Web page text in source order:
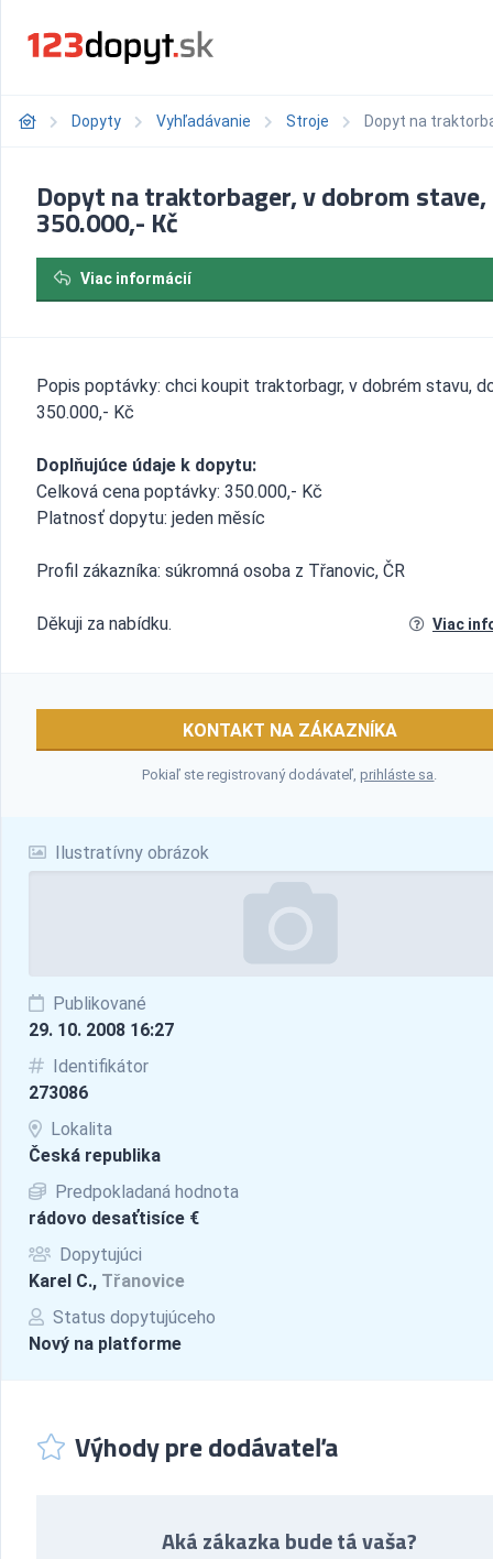
Dopyty Vyhľadávanie Stroje Dopyt na
Ilustratívny obrázok
Publikované
29. 10. 2008 16:27
Identifikátor
273086
Lokalita
Česká republika
Predpokladaná hodnota
rádovo desaťtisíce €
Dopytujúci
Karel C., Třanovice
Status dopytujúceho
Nový na platforme
Dopyt na traktorbager, v dobrom stave,
350.000,- Kč
Viac informácií
Popis poptávky: chci koupit traktorbagr, v dobrém stavu,
350.000,- Kč
Doplňujúce údaje k dopytu:
Celková cena poptávky: 350.000,- Kč
Platnosť dopytu: jeden měsíc
Profil zákazníka: súkromná osoba z Třanovic, ČR
Děkuji za nabídku. Viac
KONTAKT NA ZÁKAZNÍKA
Pokiaľ ste registrovaný dodávateľ,prihláste sa.
Výhody pre dodávateľa
Aká zákazka bude tá vaša?